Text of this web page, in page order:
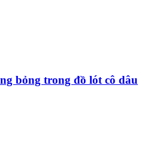
bỏng trong đồ lót cô dâu